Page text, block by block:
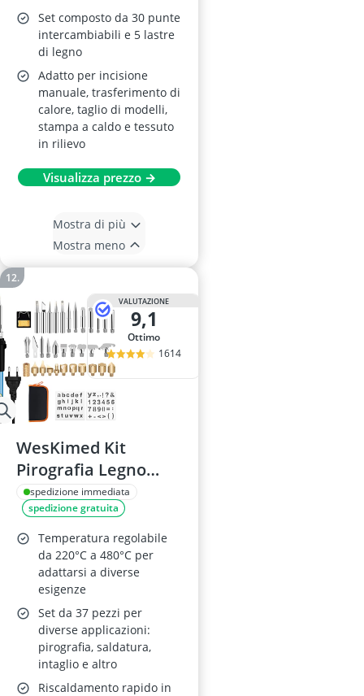
Set composto da 30 punte
intercambiabili e 5 lastre
di legno
Adatto per incisione
manuale, trasferimento di
calore, taglio di modelli,
stampa a caldo e tessuto
in rilievo
Visualizza prezzo →
Mostra di più
Mostra meno
VALUTAZIONE
9,1
Ottimo
1614
WesKimed Kit
Pirografia Legno
60W con
Temperatura
Regolabile
spedizione immediata
spedizione gratuita
Temperatura regolabile
da 220°C a 480°C per
adattarsi a diverse
esigenze
Set da 37 pezzi per
diverse applicazioni:
pirografia, saldatura,
intaglio e altro
Riscaldamento rapido in